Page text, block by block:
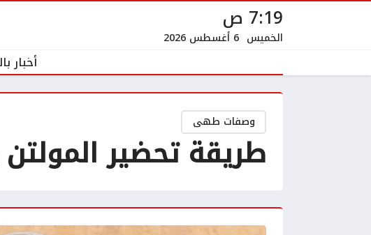
7:19 ص
الخميس 6 أغسطس 2026
أخبار
وصفات طهى
طريقة تحضير